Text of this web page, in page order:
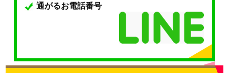
通がるお電話番号